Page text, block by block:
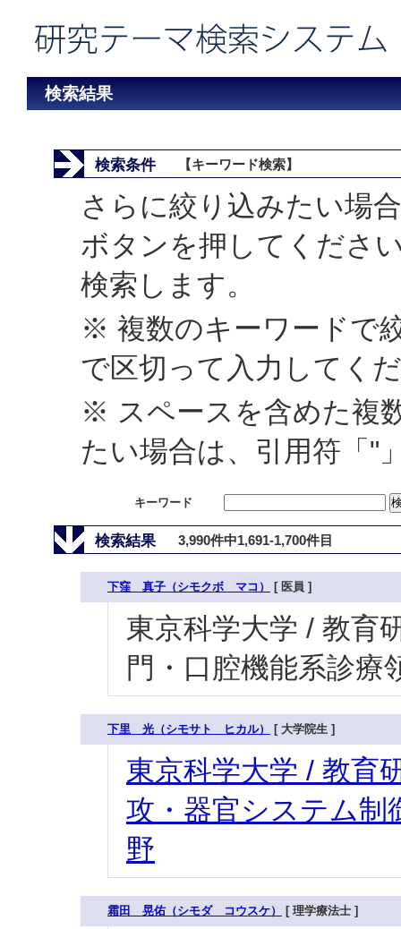
検索結果
検索条件 【キーワード検索】
さらに絞り込みたい場
ボタンを押してくださ
検索します。
※ 複数のキーワードで
で区切って入力してく
※ スペースを含めた複
たい場合は、引用符「"
キーワード
検索結果 3,990件中1,691-1,700件目
下窪 真子（シモクボ マコ） [ 医員 ]
東京科学大学 / 教育
門・口腔機能系診療
下里 光（シモサト ヒカル） [ 大学院生 ]
東京科学大学 / 教育
攻・器官システム制
野
霜田 晃佑（シモダ コウスケ） [ 理学療法士 ]